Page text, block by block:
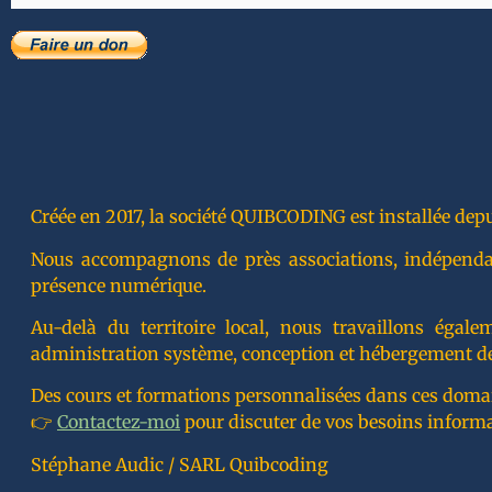
Créée en 2017, la société QUIBCODING est installée
Nous accompagnons de près associations,
présence numérique.
Au-delà du territoire local, nous travaillons
administration système, conception et hébergement
Des cours et formations personnalisées dans ces
👉 Contactez-moi pour discuter de vos besoins
Stéphane Audic / SARL Quibcoding